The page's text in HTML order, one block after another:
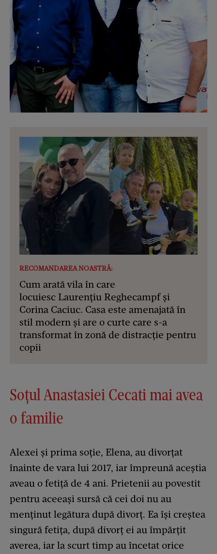
RECOMANDAREA NOASTRĂ:
Cum arată vila în care
locuiesc Laurențiu Reghecampf și
Corina Caciuc. Casa este amenajată în
stil modern și are o curte care s-a
transformat în zonă de distracție pentru
copii
Soţul Anastasiei Cecati mai avea
o familie
Alexei şi prima soţie, Elena, au divorțat
înainte de vara lui 2017, iar împreună aceştia
aveau o fetiţă de 4 ani. Prietenii au povestit
pentru aceeaşi sursă că cei doi nu au
menţinut legătura după divorţ. Ea îşi creştea
singură fetiţa, după divorţ ei au împărţit
averea, iar la scurt timp au încetat orice